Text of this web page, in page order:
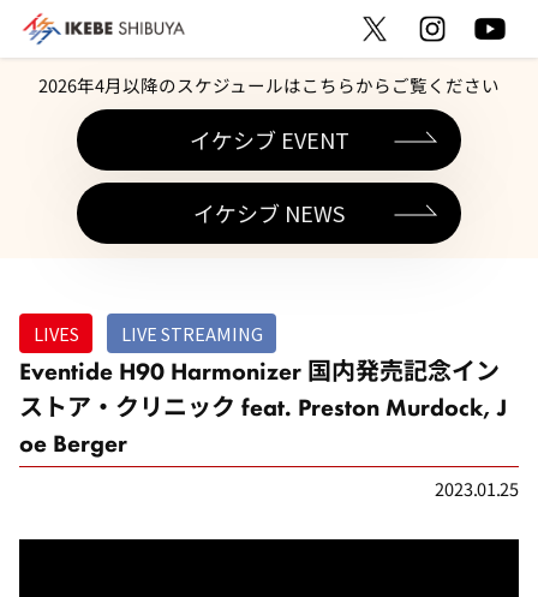
2026年4月以降のスケジュールはこちらからご覧ください
イケシブ EVENT
イケシブ NEWS
LIVES LIVE STREAMING
Eventide H90 Harmonizer 国内発売記念イン
ストア・クリニック feat. Preston Murdock, J
oe Berger
2023.01.25